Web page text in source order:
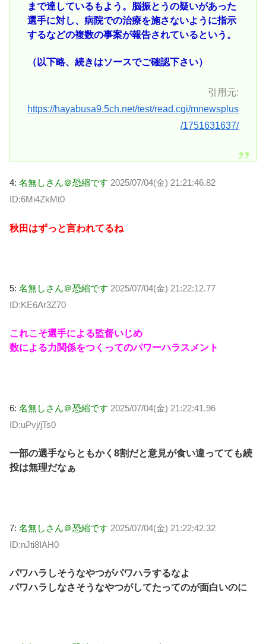
まで達しているもよう。脳振とうの疑いがあった
選手に対し、病院での治療を施さないように指示
するなどの複数の事案が報告されているという。
（以下略、続きはソースでご確認下さい）
引用元:
https://hayabusa9.5ch.net/test/read.cgi/mnewsplus
/1751631637/
4: 名無しさん＠恐縮です 2025/07/04(金) 21:21:46.82
ID:6Mi4ZkMt0
秋田はずっと言われてるね
5: 名無しさん＠恐縮です 2025/07/04(金) 21:22:12.77
ID:KE6Ar3Z70
これこそ選手による監督いじめ
数による力関係をつくってのパワーハラスメント
6: 名無しさん＠恐縮です 2025/07/04(金) 21:22:41.96
ID:uPvj/jTs0
一部の選手ならともかく8割だと意見が食い違ってても続
投は無理だなぁ
7: 名無しさん＠恐縮です 2025/07/04(金) 21:22:42.32
ID:nJti8IAH0
パワハラしそうなやつがパワハラするなよ
パワハラしなさそうなやつがしてたってのが面白いのに